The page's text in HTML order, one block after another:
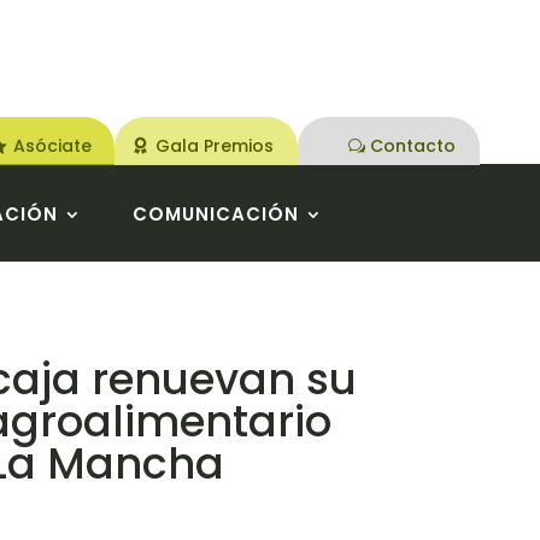
Asóciate Gala Premios Contacto
COMUNICACIÓN
renuevan su
Mancha